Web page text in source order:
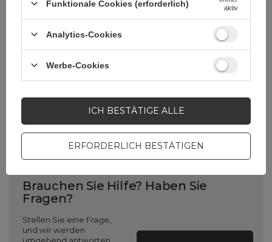
Verpackungshöhe in
Zentimetern
33,8
Zentimetern
Zentimetern
Brauchen Sie Hilfe? Haben Sie
Fragen?
Stellen Sie eine Frage,
und wir werden
umgehend antworten
Funktionale Cookies (erforderlich)
aktiv
Analytics-Cookies
Werbe-Cookies
ERFORDERLICH BESTÄTIGEN
ICH BESTÄTIGE ALLE